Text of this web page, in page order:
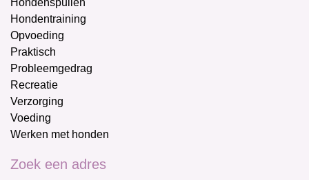
Hondenspullen
Hondentraining
Opvoeding
Praktisch
Probleemgedrag
Recreatie
Verzorging
Voeding
Werken met honden
Zoek een adres